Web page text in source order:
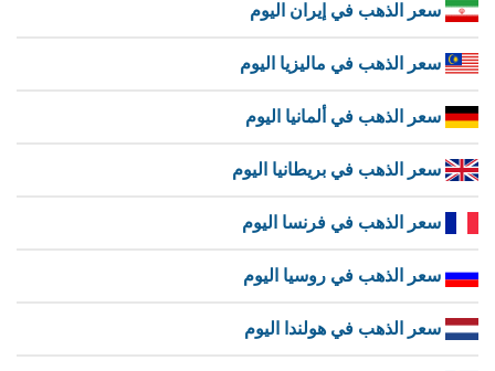
سعر الذهب في إيران اليوم
سعر الذهب في ماليزيا اليوم
سعر الذهب في ألمانيا اليوم
سعر الذهب في بريطانيا اليوم
سعر الذهب في فرنسا اليوم
سعر الذهب في روسيا اليوم
سعر الذهب في هولندا اليوم